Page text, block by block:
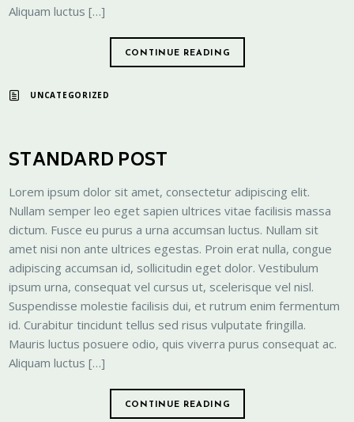
Aliquam luctus […]
CONTINUE READING
UNCATEGORIZED
STANDARD POST
Lorem ipsum dolor sit amet, consectetur adipiscing elit.
Nullam semper leo eget sapien ultrices vitae facilisis massa
dictum. Fusce eu purus a urna accumsan luctus. Nullam sit
amet nisi non ante ultrices egestas. Proin erat nulla, congue
adipiscing accumsan id, sollicitudin eget dolor. Vestibulum
ipsum urna, consequat vel cursus ut, scelerisque vel nisl.
Suspendisse molestie facilisis dui, et rutrum enim fermentum
id. Curabitur tincidunt tellus sed risus vulputate fringilla.
Mauris luctus posuere odio, quis viverra purus consequat ac.
Aliquam luctus […]
CONTINUE READING